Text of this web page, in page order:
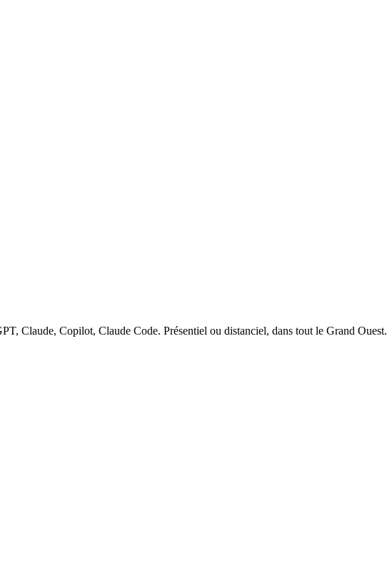
Claude, Copilot, Claude Code. Présentiel ou distanciel, dans tout le Grand Ouest.